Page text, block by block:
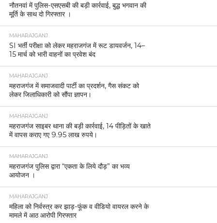
नौतनवां में पुलिस-एसएसबी की बड़ी कार्रवाई, बुद्ध भगवान की
मूर्ति के साथ दो गिरफ्तार ।
MAHARAJGANJ
SI भर्ती परीक्षा को लेकर महराजगंज में रूट डायवर्जन, 14–
15 मार्च को भारी वाहनों का प्रवेश बंद
MAHARAJGANJ
महराजगंज में समाजवादी पार्टी का प्रदर्शन, गैस संकट को
लेकर जिलाधिकारी को सौंपा ज्ञापन।
MAHARAJGANJ
महराजगंज साइबर थाना की बड़ी कार्रवाई, 14 पीड़ितों के खाते
में वापस कराए गए 9.95 लाख रुपये।
MAHARAJGANJ
महराजगंज पुलिस द्वारा “एकता के लिये दौड़” का भव्य
आयोजन ।
MAHARAJGANJ
महिला को निर्वस्त्र कर झाड़-फूंक व वीडियो वायरल करने के
मामले में आठ आरोपी गिरफ्तार